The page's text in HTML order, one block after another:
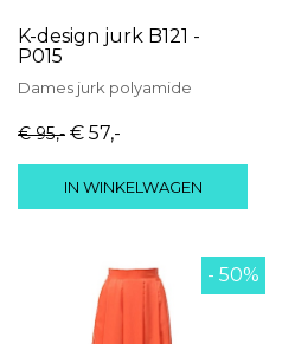
K-design jurk B121 -
P015
Dames jurk polyamide
€ 95,- € 57,-
IN WINKELWAGEN
- 50%